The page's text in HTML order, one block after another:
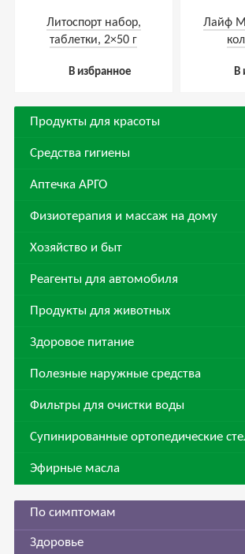
Литоспорт набор,
таблетки, 2×50 г
В избранное
Лайф
В
Продукты для красоты
Средства гигиены
Аптечка АРГО
Физиотерапия и массаж на дому
Хозяйство и быт
Реагенты для автомобиля
Продукты для животных
Здоровое питание
Полезные наружные средства
Фильтры для очистки воды
Супинированные ортопедические
Эфирные масла
По симптомам
Здоровье